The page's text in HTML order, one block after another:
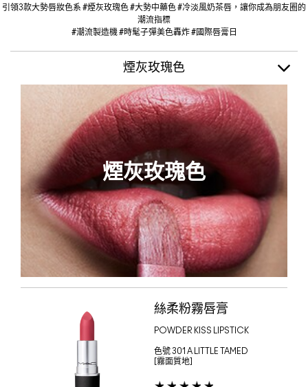
引領3款大勢唇妝色系 #煙灰玫瑰色 #大勢中藥色 #冷淡風奶茶唇，讓你成為朋友圈的
潮流指標
#潮流製造機 #時髦子彈美色轟炸 #國際唇膏日
煙灰玫瑰色
煙灰玫瑰色
絲柔粉霧唇膏
POWDER KISS LIPSTICK
色號301 A LITTLE TAMED
[霧面質地]